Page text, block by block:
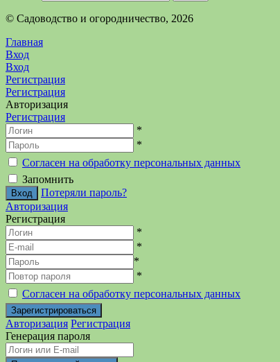
©️ Садоводство и огородничество, 2026
Главная
Вход
Вход
Регистрация
Регистрация
Авторизация
Регистрация
*
*
Согласен на обработку персональных данных
Запомнить
Потеряли пароль?
Авторизация
Регистрация
*
*
*
*
Согласен на обработку персональных данных
Авторизация Регистрация
Генерация пароля